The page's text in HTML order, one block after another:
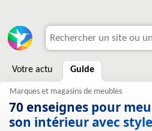
Votre actu Guide
70 enseignes pour
son intérieur avec